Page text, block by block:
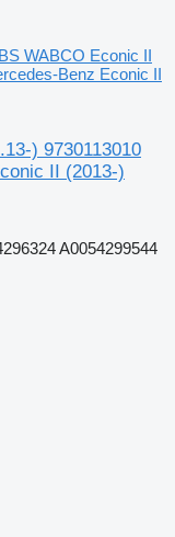
WABCO Econic II
Benz Econic II
) 9730113010
II (2013-)
A0054299544